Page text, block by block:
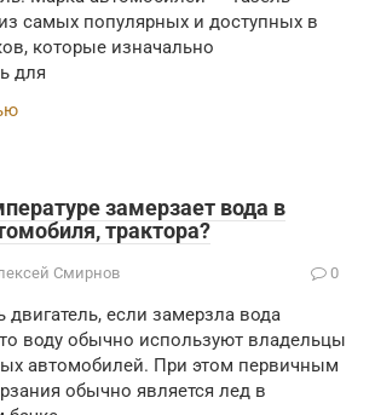
самых популярных и доступных в
которые изначально
для
замерзает вода в
трактора?
Смирнов 0
двигатель, если замерзла вода
воду обычно используют владельцы
автомобилей. При этом первичным
обычно является лед в